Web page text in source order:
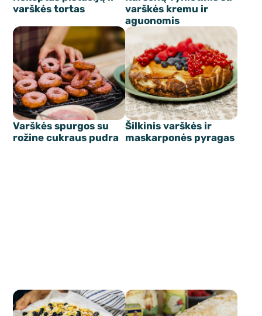
varškės tortas
varškės kremu ir
aguonomis
Varškės spurgos su
rožine cukraus pudra
Šilkinis varškės ir
maskarponės pyragas